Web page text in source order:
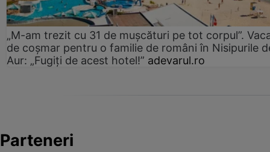
„M-am trezit cu 31 de mușcături pe tot corpul”.
de coșmar pentru o familie de români în Nisipurile
Aur: „Fugiți de acest hotel!” adevarul.ro
Parteneri